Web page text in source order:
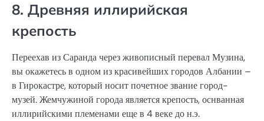
8. Древняя иллирийская
крепость
Переехав из Саранда через живописный перевал Музина,
вы окажетесь в одном из красивейших городов Албании –
в Гирокастре, который носит почетное звание город-
музей. Жемчужиной города является крепость, оснванная
иллирийскими племенами еще в 4 веке до н.э.